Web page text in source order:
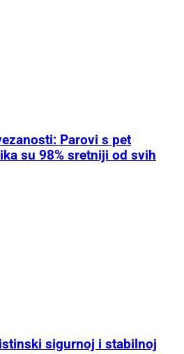
Parovi s pet
su 98% sretniji od svih
sigurnoj i stabilnoj